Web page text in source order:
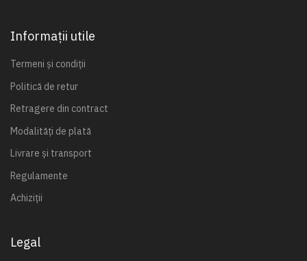
Informații utile
Termeni și condiții
Politică de retur
Retragere din contract
Modalități de plată
Livrare și transport
Regulamente
Achiziții
Legal